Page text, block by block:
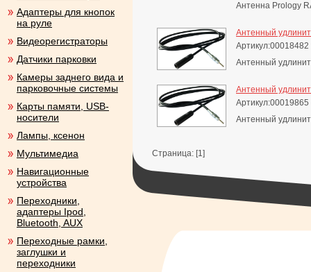
Антенна Prology
Антенный
Артикул:00018482
Антенный
Антенный
Артикул:00019865
Антенный
Страница: [1]
Адаптеры для кнопок
на руле
Видеорегистраторы
Датчики парковки
Камеры заднего вида и
парковочные системы
Карты памяти, USB-
носители
Лампы, ксенон
Мультимедиа
Навигационные
устройства
Переходники,
адаптеры Ipod,
Bluetooth, AUX
Переходные рамки,
заглушки и
переходники